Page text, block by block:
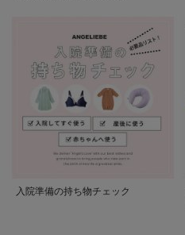
入院準備の持ち物チェック